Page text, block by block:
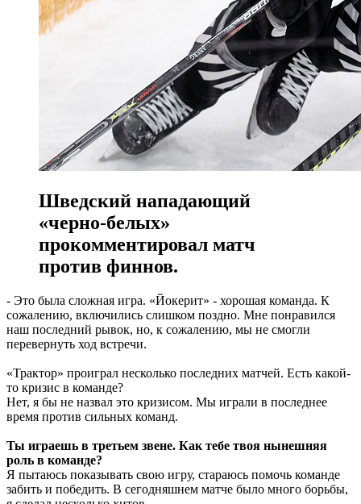
Шведский нападающий
«черно-белых»
прокомментировал матч
против финнов.
- Это была сложная игра. «Йокерит» - хорошая команда. К
сожалению, включились слишком поздно. Мне понравился
наш последний рывок, но, к сожалению, мы не смогли
перевернуть ход встречи.
«Трактор» проиграл несколько последних матчей. Есть какой-
то кризис в команде?
Нет, я бы не назвал это кризисом. Мы играли в последнее
время против сильных команд.
Ты играешь в третьем звене. Как тебе твоя нынешняя
роль в команде?
Я пытаюсь показывать свою игру, стараюсь помочь команде
забить и победить. В сегодняшнем матче было много борьбы,